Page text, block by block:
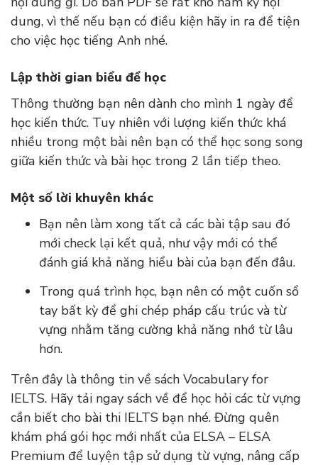
dung, vì thế nếu bạn có điều kiện hãy in ra để tiện
cho việc học tiếng Anh nhé.
Lập thời gian biểu để học
Thông thường bạn nên dành cho mình 1 ngày để
học kiến thức. Tuy nhiên với lượng kiến thức khá
nhiều trong một bài nên bạn có thể học song song
giữa kiến thức và bài học trong 2 lần tiếp theo.
Một số lời khuyên khác
Bạn nên làm xong tất cả các bài tập sau đó
mới check lại kết quả, như vậy mới có thể
đánh giá khả năng hiểu bài của bạn đến đâu.
Trong quá trình học, bạn nên có một cuốn sổ
tay bất kỳ để ghi chép pháp cấu trúc và từ
vựng nhằm tăng cường khả năng nhớ từ lâu
hơn.
Trên đây là thông tin về sách Vocabulary for
IELTS. Hãy tải ngay sách về để học hỏi các từ vựng
cần biết cho bài thi IELTS bạn nhé. Đừng quên
khám phá gói học mới nhất của ELSA – ELSA
Premium để luyện tập sử dụng từ vựng, nâng cấp